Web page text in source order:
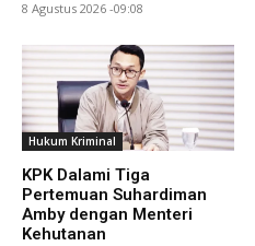
8 Agustus 2026 -09:08
Hukum Kriminal
KPK Dalami Tiga
Pertemuan Suhardiman
Amby dengan Menteri
Kehutanan